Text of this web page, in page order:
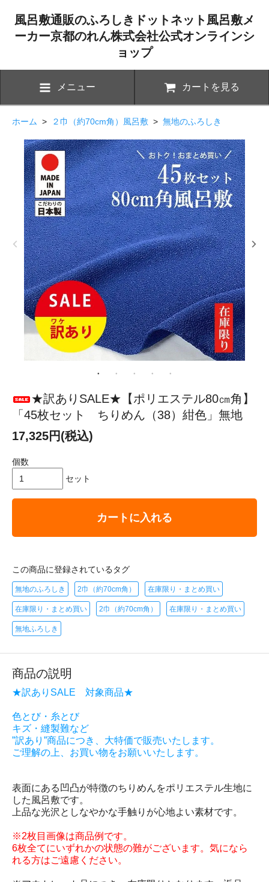
風呂敷通販のふろしきドットネット風呂敷メ
ーカー京都のれん株式会社公式オンラインシ
ョップ
メニュー カートを見る
ホーム > ２巾（約70cm角）風呂敷 > 無地のふろしき
★訳ありSALE★【ポリエステル80㎝角】
「45枚セット ちりめん（38）紺色」無地
17,325円(税込)
個数
セット
カートに入れる
この商品に登録されているタグ
無地のふろしき 2巾（約70cm角） 在庫限り・まとめ買い
在庫限り・まとめ買い 2巾（約70cm角） 在庫限り・まとめ買い
無地ふろしき
商品の説明
★訳ありSALE 対象商品★
色とび・糸とび
キズ・縫製難など
”訳あり”商品につき、大特価で販売いたします。
ご理解の上、お買い物をお願いいたします。
表面にある凹凸が特徴のちりめんをポリエステル生地に
した風呂敷です。
上品な光沢としなやかな手触りが心地よい素材です。
※2枚目画像は商品例です。
6枚全てにいずれかの状態の難がございます。気になら
れる方はご遠慮ください。